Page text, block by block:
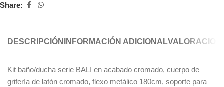
Share:
DESCRIPCIÓN INFORMACIÓN ADICIONAL
Kit baño/ducha serie BALI en acabado cromado, cuerpo de
grifería de latón cromado, flexo metálico 180cm, soporte para